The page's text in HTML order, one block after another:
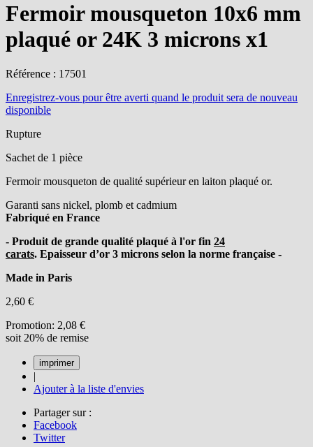
Fermoir mousqueton 10x6 mm
plaqué or 24K 3 microns x1
Référence : 17501
Enregistrez-vous pour être averti quand le produit sera de nouveau
disponible
Rupture
Sachet de 1 pièce
Fermoir mousqueton de qualité supérieur en laiton plaqué or.
Garanti sans nickel, plomb et cadmium
Fabriqué en France
- Produit de grande qualité plaqué à l'or fin 24
carats. Epaisseur d’or 3 microns selon la norme française -
Made in Paris
2,60 €
Promotion: 2,08 €
soit 20% de remise
|
Ajouter à la liste d'envies
Partager sur :
Facebook
Twitter